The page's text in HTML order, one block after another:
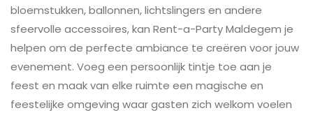
bloemstukken, ballonnen, lichtslingers en andere
sfeervolle accessoires, kan Rent-a-Party Maldegem je
helpen om de perfecte ambiance te creëren voor jouw
evenement. Voeg een persoonlijk tintje toe aan je
feest en maak van elke ruimte een magische en
feestelijke omgeving waar gasten zich welkom voelen